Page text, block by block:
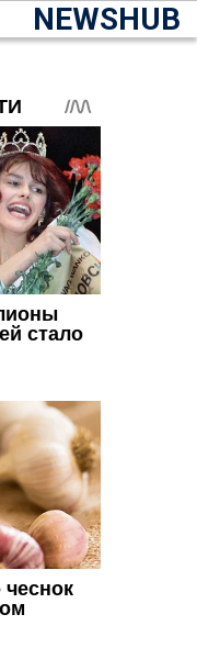
NEWSHUB